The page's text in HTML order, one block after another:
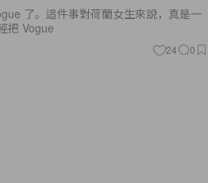
了。這件事對荷蘭女生來說，真是一
把 Vogue
24 0